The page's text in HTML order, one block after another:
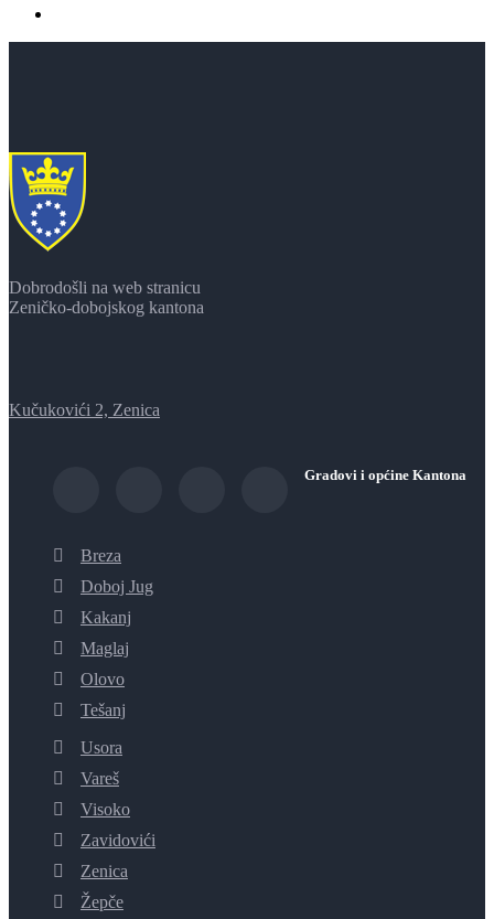
Dobrodošli na web stranicu
Zeničko-dobojskog kantona
Kučukovići 2, Zenica
Gradovi i općine Kantona
Breza
Doboj Jug
Kakanj
Maglaj
Olovo
Tešanj
Usora
Vareš
Visoko
Zavidovići
Zenica
Žepče